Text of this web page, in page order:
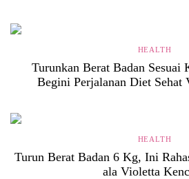
HEALTH
Turunkan Berat Badan Sesuai
Begini Perjalanan Diet Sehat
HEALTH
Turun Berat Badan 6 Kg, Ini
ala Violetta